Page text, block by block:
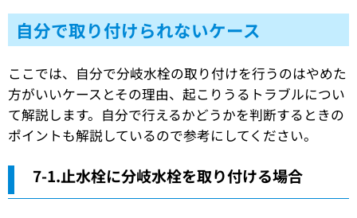
自分で取り付けられないケース
ここでは、自分で分岐水栓の取り付けを行うのはやめた
方がいいケースとその理由、起こりうるトラブルについ
て解説します。自分で行えるかどうかを判断するときの
ポイントも解説しているので参考にしてください。
7-1.止水栓に分岐水栓を取り付ける場合